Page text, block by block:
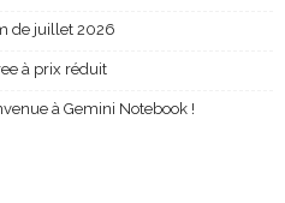
de juillet 2026
à prix réduit
à Gemini Notebook !